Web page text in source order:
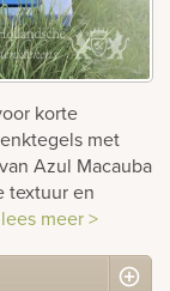
korte
met
Azul Macauba
textuur en
lees meer >